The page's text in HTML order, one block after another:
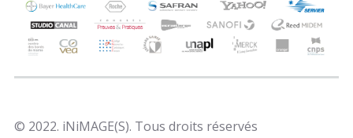
© 2022. iNiMAGE(S). Tous droits réservés